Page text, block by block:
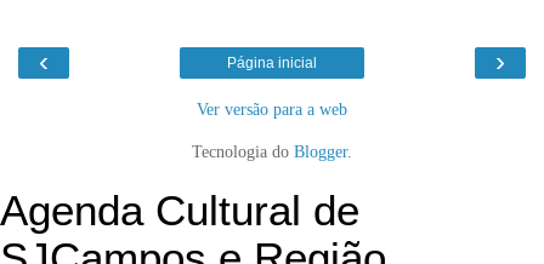
‹ ›
Página inicial
Ver versão para a web
Tecnologia do Blogger.
Agenda Cultural de